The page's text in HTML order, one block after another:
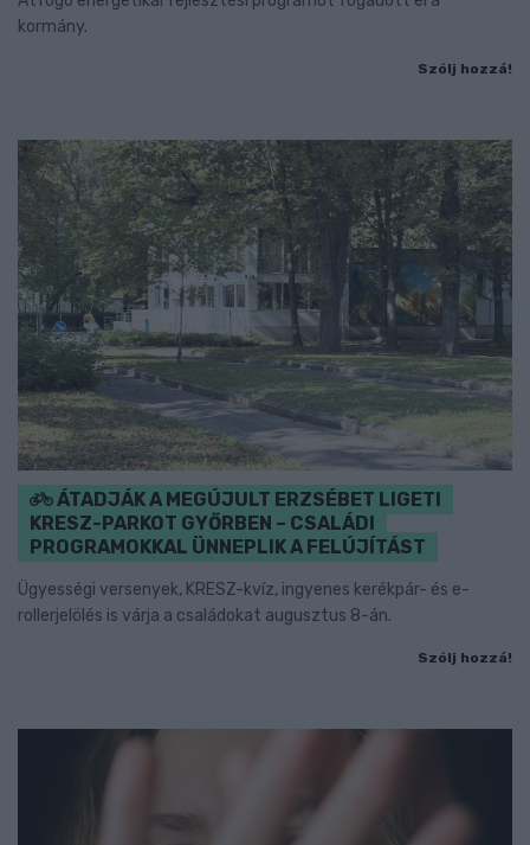
kormány.
Szólj hozzá!
ÁTADJÁK A MEGÚJULT ERZSÉBET LIGETI
KRESZ-PARKOT GYŐRBEN – CSALÁDI
PROGRAMOKKAL ÜNNEPLIK A FELÚJÍTÁST
Ügyességi versenyek, KRESZ-kvíz, ingyenes kerékpár- és e-
rollerjelölés is várja a családokat augusztus 8-án.
Szólj hozzá!